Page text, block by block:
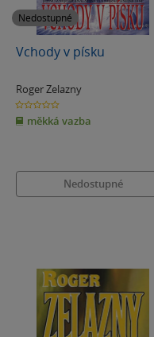
Nedostupné
Vchody v písku
Roger Zelazny
0.0
z
5
hvězdiček
měkká vazba
Nedostupné